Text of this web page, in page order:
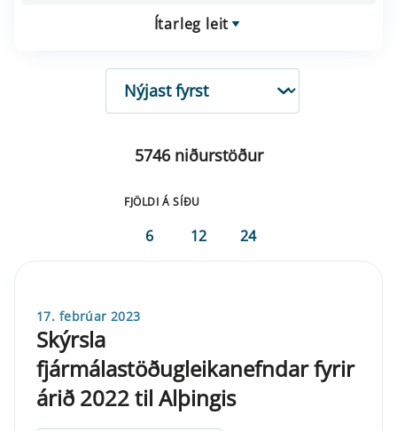
Ítarleg leit
RÖÐUN
5746 niðurstöður
FJÖLDI Á SÍÐU
6 12 24
17. febrúar 2023
Skýrsla
fjármálastöðugleikanefndar fyrir
árið 2022 til Alþingis